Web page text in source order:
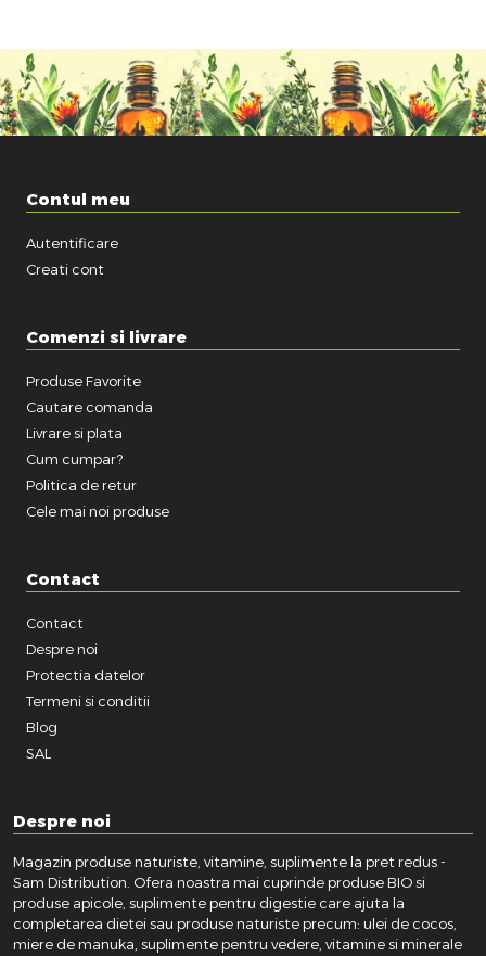
Contul meu
Autentificare
Creati cont
Comenzi si livrare
Produse Favorite
Cautare comanda
Livrare si plata
Cum cumpar?
Politica de retur
Cele mai noi produse
Contact
Contact
Despre noi
Protectia datelor
Termeni si conditii
Blog
SAL
Despre noi
Magazin produse naturiste, vitamine, suplimente la pret redus -
Sam Distribution. Ofera noastra mai cuprinde produse BIO si
produse apicole, suplimente pentru digestie care ajuta la
completarea dietei sau produse naturiste precum: ulei de cocos,
miere de manuka, suplimente pentru vedere, vitamine si minerale